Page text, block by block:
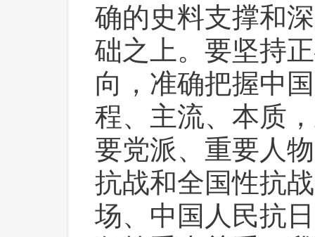
确的史料支撑和
础之上。要坚持
向，准确把握中
程、主流、本质
要党派、重要人
抗战和全国性抗
场、中国人民抗